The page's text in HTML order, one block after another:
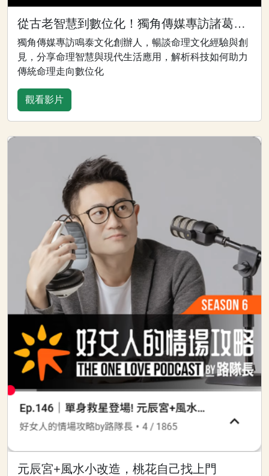
從古老智慧到數位化！獨角傳媒專訪諸葛老師，揭秘命理文化的實用新價值
獨角傳媒專訪鳴泰文化創辦人，暢談命理文化經驗與創
見，分享命理智慧與現代生活應用，解析科技如何助力
傳統命理走向數位化
觀看影片
元辰宮+風水小改造，桃花自己找上門